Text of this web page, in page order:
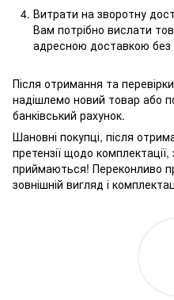
Витрати на зворотну
Вам потрібно вислати
адресною доставкою без
Після отримання та
надішлемо новий товар або
банківський рахунок.
Шановні покупці, після
претензії щодо
приймаються! Переконливо
зовнішній вигляд і